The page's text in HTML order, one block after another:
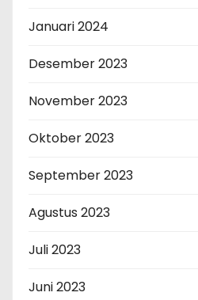
Januari 2024
Desember 2023
November 2023
Oktober 2023
September 2023
Agustus 2023
Juli 2023
Juni 2023